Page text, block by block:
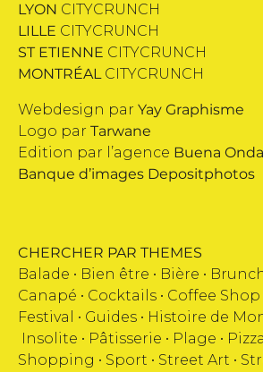
LYON CITYCRUNCH
LILLE CITYCRUNCH
ST ETIENNE CITYCRUNCH
MONTRÉALCITYCRUNCH
Webdesign par Yay Graphisme
Logo par Tarwane
Edition par l’agence Buena Onda
Banque d’images Depositphotos
CHERCHER PAR THEMES
Balade • Bien être • Bière •
Canapé • Cocktails • Coffee Shop
Festival
• Guides • Histoire de
Insolite • Pâtisserie • Plage • Pizza
Shopping • Sport • Street Art •